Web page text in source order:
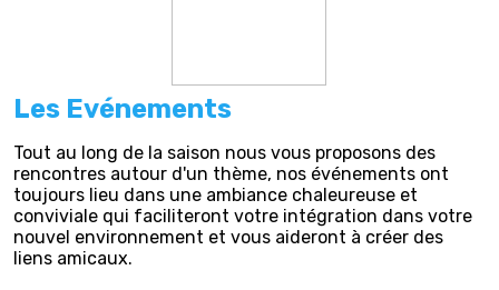
Les Evénements
Tout au long de la saison nous vous proposons des
rencontres autour d'un thème, nos événements ont
toujours lieu dans une ambiance chaleureuse et
conviviale qui faciliteront votre intégration dans votre
nouvel environnement et vous aideront à créer des
liens amicaux.